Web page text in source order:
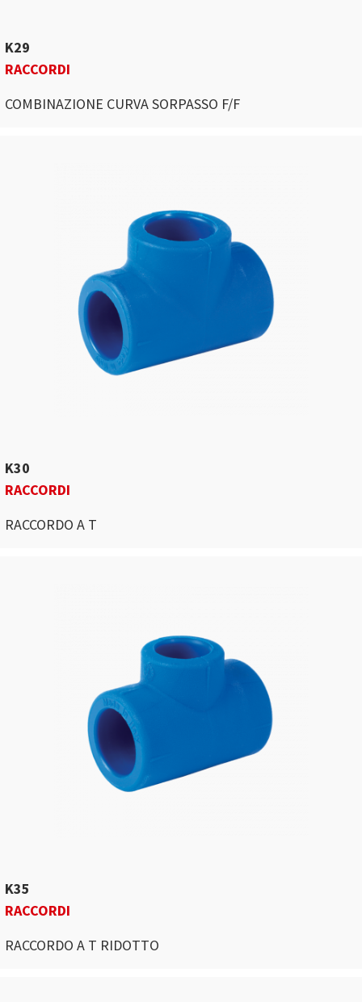
K29
RACCORDI
COMBINAZIONE CURVA SORPASSO F/F
K30
RACCORDI
RACCORDO A T
K35
RACCORDI
RACCORDO A T RIDOTTO